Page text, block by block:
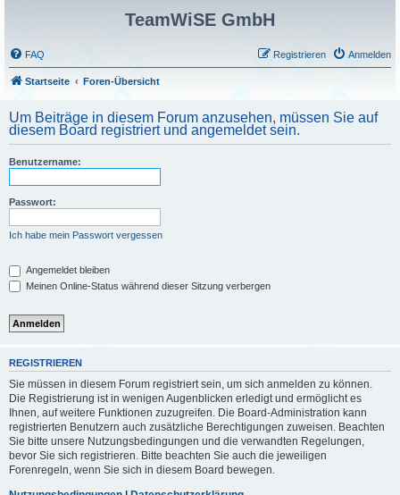
TeamWiSE GmbH
FAQ Anmelden
Registrieren
Startseite Foren-Übersicht
Um Beiträge in diesem Forum anzusehen, müssen Sie auf
diesem Board registriert und angemeldet sein.
Benutzername:
Passwort:
Ich habe mein Passwort vergessen
Angemeldet bleiben
Meinen Online-Status während dieser Sitzung verbergen
REGISTRIEREN
Sie müssen in diesem Forum registriert sein, um sich anmelden zu können.
Die Registrierung ist in wenigen Augenblicken erledigt und ermöglicht es
Ihnen, auf weitere Funktionen zuzugreifen. Die Board-Administration kann
registrierten Benutzern auch zusätzliche Berechtigungen zuweisen. Beachten
Sie bitte unsere Nutzungsbedingungen und die verwandten Regelungen,
bevor Sie sich registrieren. Bitte beachten Sie auch die jeweiligen
Forenregeln, wenn Sie sich in diesem Board bewegen.